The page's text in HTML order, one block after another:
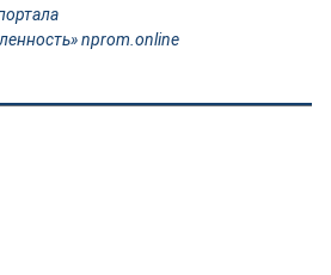
nprom.online